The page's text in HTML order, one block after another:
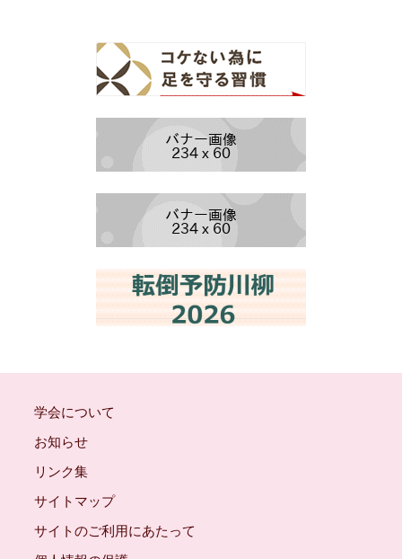
学会について
お知らせ
リンク集
サイトマップ
サイトのご利用にあたって